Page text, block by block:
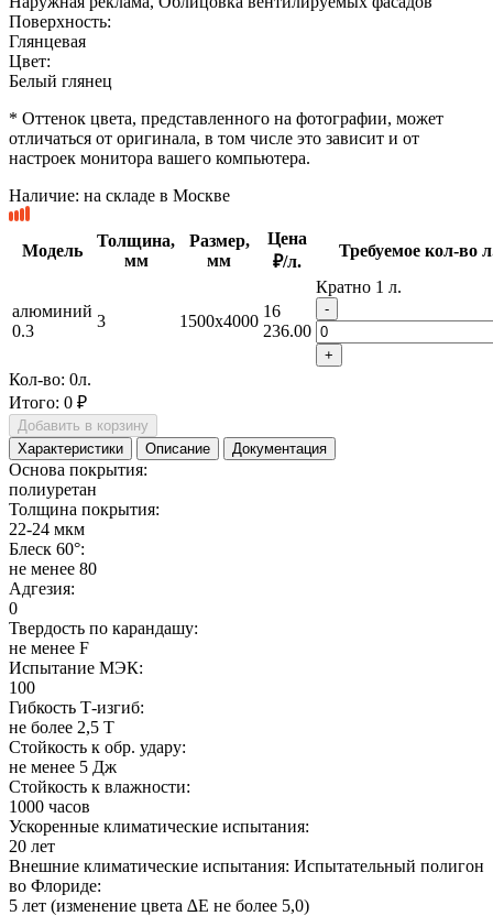
Поверхность:
Глянцевая
Цвет:
Белый глянец
* Оттенок цвета, представленного на фотографии, может
отличаться от оригинала, в том числе это зависит и от
настроек монитора вашего компьютера.
Наличие: на складе в Москве
Модель
Толщина,
мм
Размер,
мм
Цена
₽/л.
Требуемое кол-во
алюминий
0.3
3 1500x4000
16
236.00
Кратно 1 л.
-
+
Кол-во: 0л.
Итого: 0 ₽
Добавить в корзину
Характеристики
Описание Документация
Основа покрытия:
полиуретан
Толщина покрытия:
22-24 мкм
Блеск 60°:
не менее 80
Адгезия:
0
Твердость по карандашу:
не менее F
Испытание МЭК:
100
Гибкость Т-изгиб:
не более 2,5 Т
Стойкость к обр. удару:
не менее 5 Дж
Стойкость к влажности:
1000 часов
Ускоренные климатические испытания:
20 лет
Внешние климатические испытания: Испытательный полигон
во Флориде:
5 лет (изменение цвета ∆E не более 5,0)